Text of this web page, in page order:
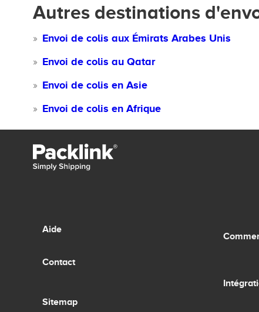
Autres destinations
Envoi de colis aux Émirats Arabes Unis
Envoi de colis au Qatar
Envoi de colis en Asie
Envoi de colis en Afrique
Aide
Contact
Sitemap